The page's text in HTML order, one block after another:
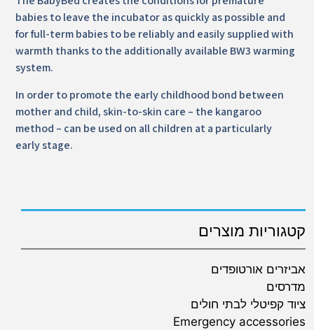
קטגוריות מוצרים
אביזרים אורטופדים
מדרסים
ציוד קפיטלי לבתי חולים
Emergency accessories
babies to leave the incubator as quickly as possible and
for full-term babies to be reliably and easily supplied with
warmth thanks to the additionally available BW3 warming
system.
In order to promote the early childhood bond between
mother and child, skin-to-skin care – the kangaroo
method – can be used on all children at a particularly
early stage.